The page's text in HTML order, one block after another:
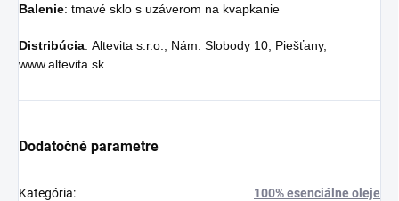
Balenie: tmavé sklo s uzáverom na kvapkanie
Distribúcia: Altevita s.r.o., Nám. Slobody 10, Piešťany,
www.altevita.sk
Dodatočné parametre
Kategória: 100% esenciálne oleje